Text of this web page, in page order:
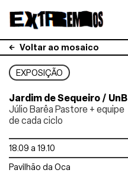
Voltar ao mosaico
EXPOSIÇÃO
Jardim de Sequeiro / UnB
Júlio Barêa Pastore + equipe
de cada ciclo
18.09 a 19.10
Pavilhão da Oca